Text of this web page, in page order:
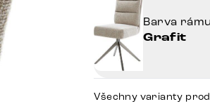
Barva rámu
Grafit
Všechny varianty